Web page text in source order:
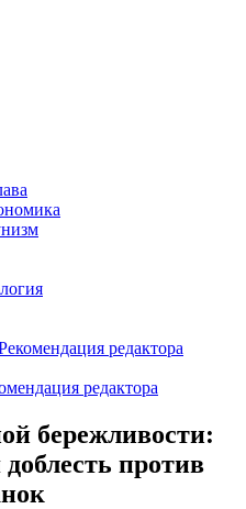
редактора
редактора
бережливости:
против